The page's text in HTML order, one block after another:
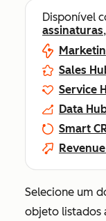
Disponível
assinaturas
Sales
Service
Data
Smart
Selecione um
objeto listados